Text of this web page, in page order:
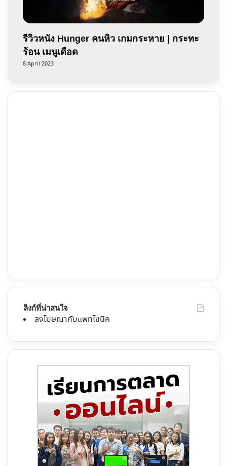
รีวิวหนัง Hunger คนหิว เกมกระหาย | กระทะ
ร้อน เมนูเดือด
8 April 2023
ลิงก์ที่น่าสนใจ
ลงโฆษณากับแพทโซนิค